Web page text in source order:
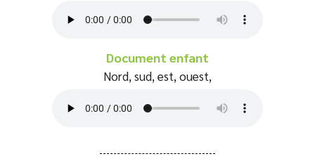
Document enfant
Nord, sud, est, ouest,